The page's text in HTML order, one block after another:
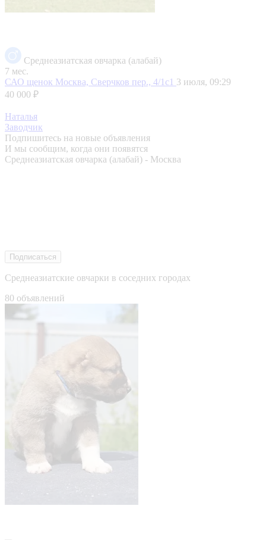
Среднеазиатская овчарка (алабай)
7 мес.
САО щенок Москва, Сверчков пер., 4/1с1 3 июля, 09:29
40 000 ₽
Наталья
Заводчик
Подпишитесь на новые объявления
И мы сообщим, когда они появятся
Среднеазиатская овчарка (алабай) - Москва
Подписаться
Среднеазиатские овчарки в соседних городах
80 объявлений